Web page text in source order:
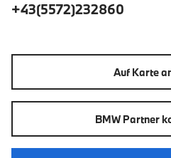
+43(5572)232860
Auf Karte
BMW Partner